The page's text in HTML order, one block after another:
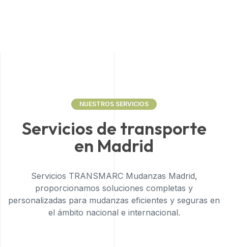
NUESTROS SERVICIOS
Servicios de transporte
en Madrid
Servicios TRANSMARC Mudanzas Madrid,
proporcionamos soluciones completas y
personalizadas para mudanzas eficientes y seguras en
el ámbito nacional e internacional.